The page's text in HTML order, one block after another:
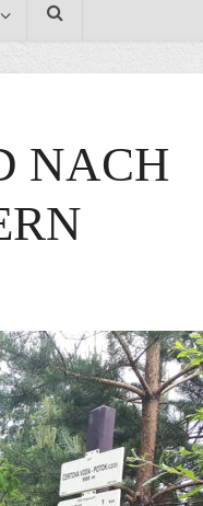
NACH